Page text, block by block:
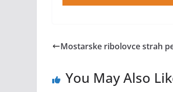
Mostarske ribolovce strah
You May Also